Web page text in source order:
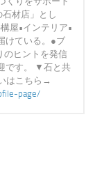
材店」とし
屋•インテリア•
けている。●ブ
のヒントを発信
です。 ▼石と共
はこちら→
page/